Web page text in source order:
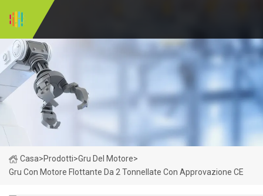
Casa>Prodotti>Gru Del Motore>
Gru Con Motore Flottante Da 2 Tonnellate Con Approvazione CE